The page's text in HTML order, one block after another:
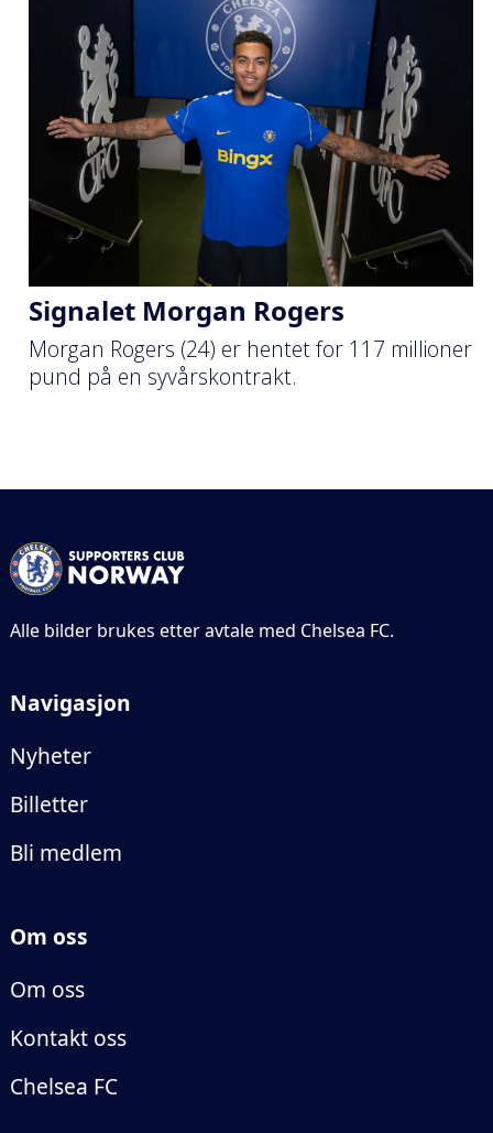
Signalet Morgan Rogers
Morgan Rogers (24) er hentet for 117 millioner
pund på en syvårskontrakt.
Alle bilder brukes etter avtale med Chelsea FC.
Navigasjon
Nyheter
Billetter
Bli medlem
Om oss
Om oss
Kontakt oss
Chelsea FC